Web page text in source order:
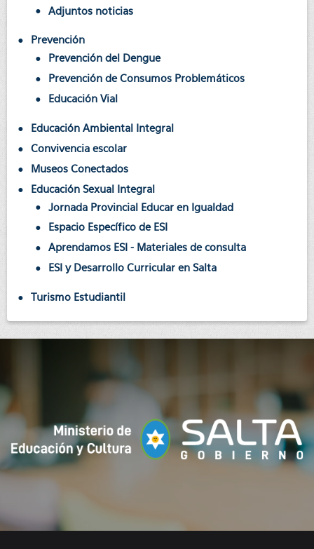
Adjuntos noticias
Prevención
Prevención del Dengue
Prevención de Consumos Problemáticos
Educación Vial
Educación Ambiental Integral
Convivencia escolar
Museos Conectados
Educación Sexual Integral
Jornada Provincial Educar en Igualdad
Espacio Específico de ESI
Aprendamos ESI - Materiales de consulta
ESI y Desarrollo Curricular en Salta
Turismo Estudiantil